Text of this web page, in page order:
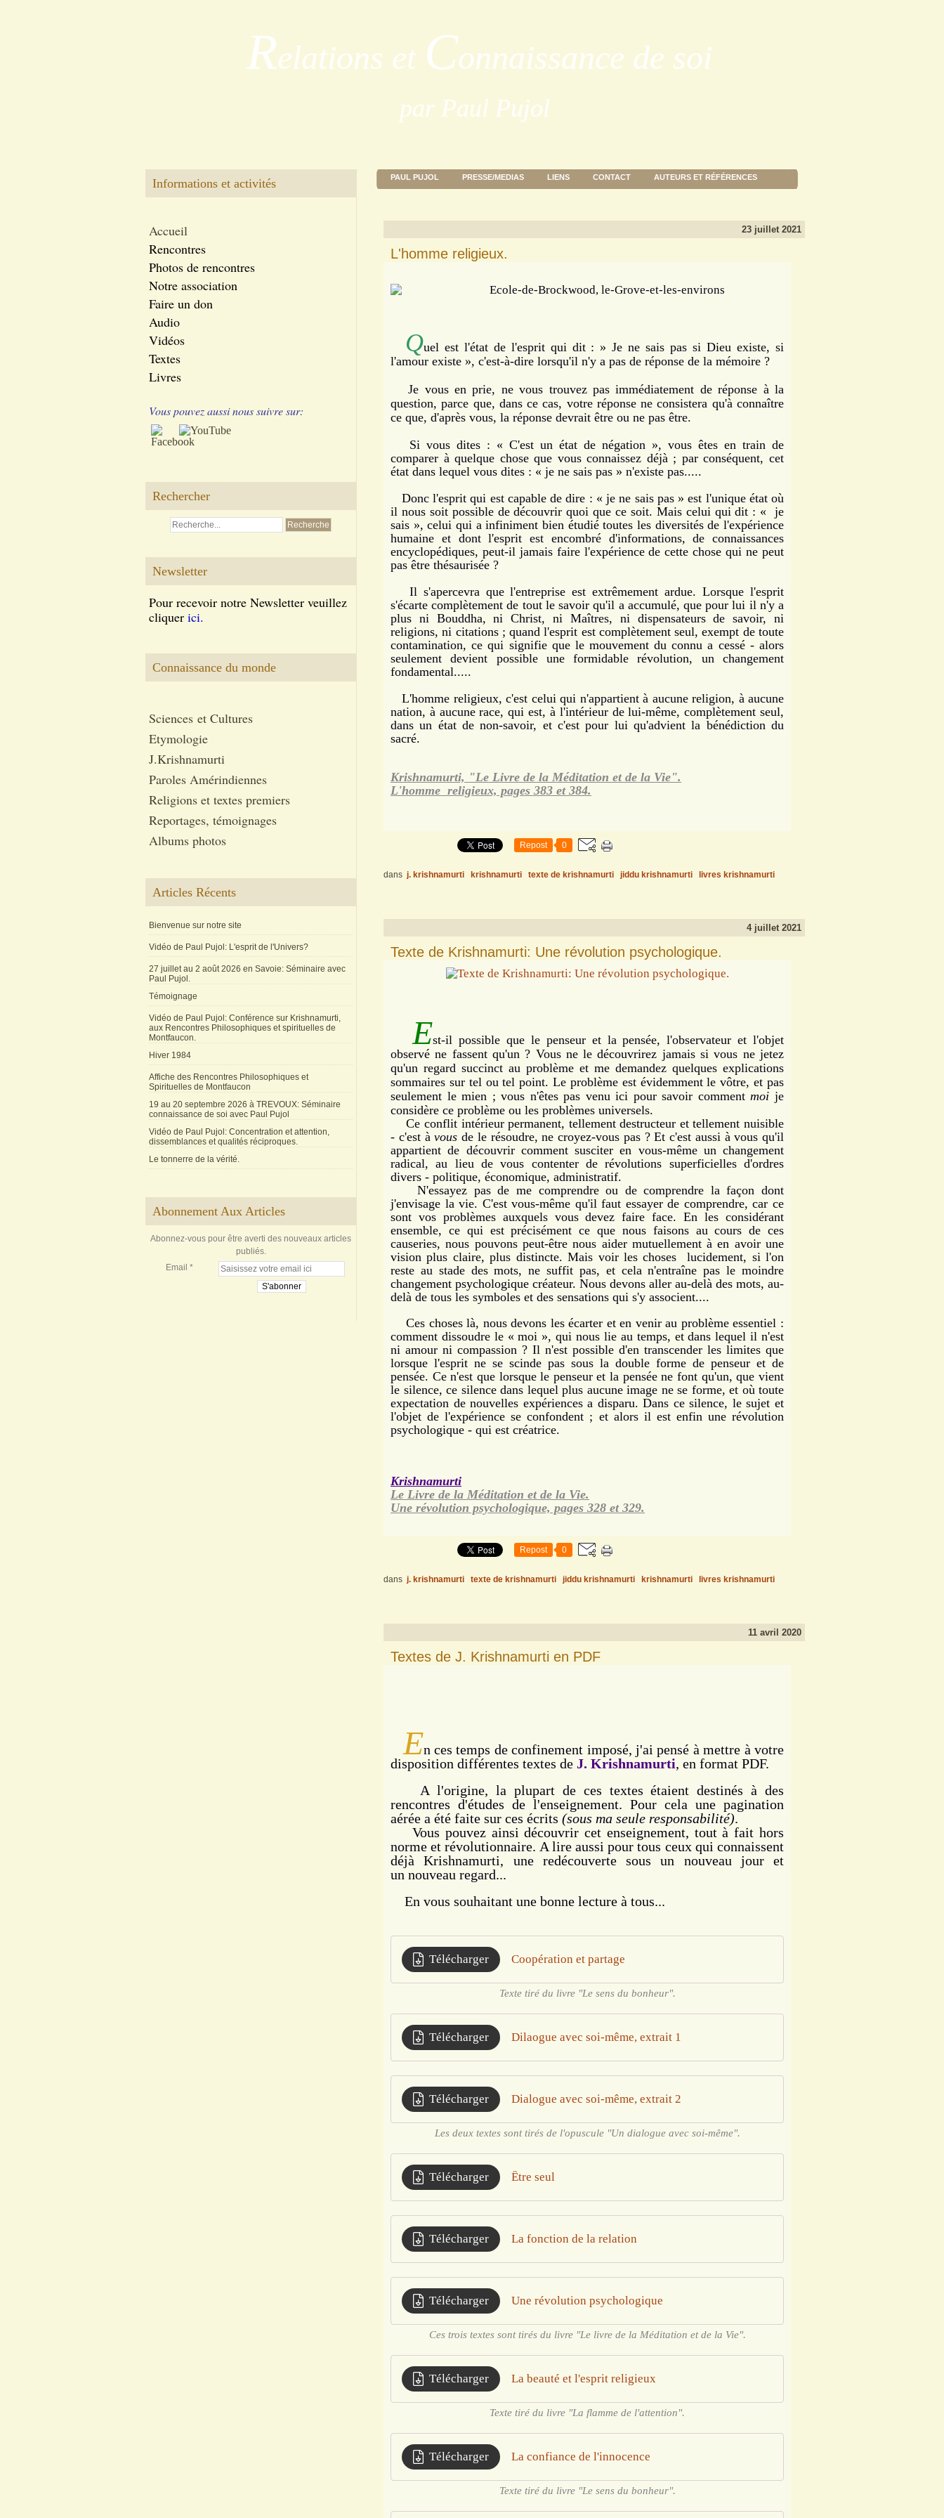
Relations et Connaissance de soi
par Paul Pujol
Informations et activités
Accueil
Rencontres
Photos de rencontres
Notre association
Faire un don
Audio
Vidéos
Textes
Livres
Vous pouvez aussi nous suivre sur:
Rechercher
Newsletter
Pour recevoir notre Newsletter veuillez
cliquer ici.
Connaissance du monde
Sciences et Cultures
Etymologie
J.Krishnamurti
Paroles Amérindiennes
Religions et textes premiers
Reportages, témoignages
Albums photos
Articles Récents
Bienvenue sur notre site
Vidéo de Paul Pujol: L'esprit de l'Univers?
27 juillet au 2 août 2026 en Savoie: Séminaire avec
Paul Pujol.
Témoignage
Vidéo de Paul Pujol: Conférence sur Krishnamurti,
aux Rencontres Philosophiques et spirituelles de
Montfaucon.
Hiver 1984
Affiche des Rencontres Philosophiques et
Spirituelles de Montfaucon
19 au 20 septembre 2026 à TREVOUX: Séminaire
connaissance de soi avec Paul Pujol
Vidéo de Paul Pujol: Concentration et attention,
dissemblances et qualités réciproques.
Le tonnerre de la vérité.
Abonnement Aux Articles
Abonnez-vous pour être averti des nouveaux articles
publiés.
Email
PAUL PUJOL PRESSE/MEDIAS LIENS CONTACT AUTEURS ET RÉFÉRENCES
23 juillet 2021
L'homme religieux.
Quel est l'état de l'esprit qui dit : » Je ne sais pas si Dieu existe, si
l'amour existe », c'est-à-dire lorsqu'il n'y a pas de réponse de la mémoire ?
Je vous en prie, ne vous trouvez pas immédiatement de réponse à la
question, parce que, dans ce cas, votre réponse ne consistera qu'à connaître
ce que, d'après vous, la réponse devrait être ou ne pas être.
Si vous dites : « C'est un état de négation », vous êtes en train de
comparer à quelque chose que vous connaissez déjà ; par conséquent, cet
état dans lequel vous dites : « je ne sais pas » n'existe pas.....
Donc l'esprit qui est capable de dire : « je ne sais pas » est l'unique état où
il nous soit possible de découvrir quoi que ce soit. Mais celui qui dit : « je
sais », celui qui a infiniment bien étudié toutes les diversités de l'expérience
humaine et dont l'esprit est encombré d'informations, de connaissances
encyclopédiques, peut-il jamais faire l'expérience de cette chose qui ne peut
pas être thésaurisée ?
Il s'apercevra que l'entreprise est extrêmement ardue. Lorsque l'esprit
s'écarte complètement de tout le savoir qu'il a accumulé, que pour lui il n'y a
plus ni Bouddha, ni Christ, ni Maîtres, ni dispensateurs de savoir, ni
religions, ni citations ; quand l'esprit est complètement seul, exempt de toute
contamination, ce qui signifie que le mouvement du connu a cessé - alors
seulement devient possible une formidable révolution, un changement
fondamental.....
L'homme religieux, c'est celui qui n'appartient à aucune religion, à aucune
nation, à aucune race, qui est, à l'intérieur de lui-même, complètement seul,
dans un état de non-savoir, et c'est pour lui qu'advient la bénédiction du
sacré.
Krishnamurti, "Le Livre de la Méditation et de la Vie".
L'homme religieux, pages 383 et 384.
Repost 0
dans j. krishnamurti krishnamurti texte de krishnamurti jiddu krishnamurti livres krishnamurti
4 juillet 2021
Texte de Krishnamurti: Une révolution psychologique.
Est-il possible que le penseur et la pensée, l'observateur et l'objet
observé ne fassent qu'un ? Vous ne le découvrirez jamais si vous ne jetez
qu'un regard succinct au problème et me demandez quelques explications
sommaires sur tel ou tel point. Le problème est évidemment le vôtre, et pas
seulement le mien ; vous n'êtes pas venu ici pour savoir comment moi je
considère ce problème ou les problèmes universels.
Ce conflit intérieur permanent, tellement destructeur et tellement nuisible
- c'est àvous de le résoudre, ne croyez-vous pas ? Et c'est aussi à vous qu'il
appartient de découvrir comment susciter en vous-même un changement
radical, au lieu de vous contenter de révolutions superficielles d'ordres
divers - politique, économique, administratif.
N'essayez pas de me comprendre ou de comprendre la façon dont
j'envisage la vie. C'est vous-même qu'il faut essayer de comprendre, car ce
sont vos problèmes auxquels vous devez faire face. En les considérant
ensemble, ce qui est précisément ce que nous faisons au cours de ces
causeries, nous pouvons peut-être nous aider mutuellement à en avoir une
vision plus claire, plus distincte. Mais voir les choses lucidement, si l'on
reste au stade des mots, ne suffit pas, et cela n'entraîne pas le moindre
changement psychologique créateur. Nous devons aller au-delà des mots, au-
delà de tous les symboles et des sensations qui s'y associent....
Ces choses là, nous devons les écarter et en venir au problème essentiel :
comment dissoudre le « moi », qui nous lie au temps, et dans lequel il n'est
ni amour ni compassion ? Il n'est possible d'en transcender les limites que
lorsque l'esprit ne se scinde pas sous la double forme de penseur et de
pensée. Ce n'est que lorsque le penseur et la pensée ne font qu'un, que vient
le silence, ce silence dans lequel plus aucune image ne se forme, et où toute
expectation de nouvelles expériences a disparu. Dans ce silence, le sujet et
l'objet de l'expérience se confondent ; et alors il est enfin une révolution
psychologique - qui est créatrice.
Krishnamurti
Le Livre de la Méditation et de la Vie.
Une révolution psychologique, pages 328 et 329.
Repost 0
dans j. krishnamurti texte de krishnamurti jiddu krishnamurti krishnamurti livres krishnamurti
11 avril 2020
Textes de J. Krishnamurti en PDF
En ces temps de confinement imposé, j'ai pensé à mettre à votre
disposition différentes textes de J. Krishnamurti, en format PDF.
A l'origine, la plupart de ces textes étaient destinés à des
rencontres d'études de l'enseignement. Pour cela une pagination
aérée a été faite sur ces écrits (sous ma seule responsabilité).
Vous pouvez ainsi découvrir cet enseignement, tout à fait hors
norme et révolutionnaire. A lire aussi pour tous ceux qui connaissent
déjà Krishnamurti, une redécouverte sous un nouveau jour et
un nouveau regard...
En vous souhaitant une bonne lecture à tous...
Télécharger Coopération et partage
Texte tiré du livre "Le sens du bonheur".
Télécharger Dilaogue avec soi-même, extrait 1
Télécharger Dialogue avec soi-même, extrait 2
Les deux textes sont tirés de l'opuscule "Un dialogue avec soi-même".
Télécharger Être seul
Télécharger La fonction de la relation
Télécharger Une révolution psychologique
Ces trois textes sont tirés du livre "Le livre de la Méditation et de la Vie".
Télécharger La beauté et l'esprit religieux
Texte tiré du livre "La flamme de l'attention".
Télécharger La confiance de l'innocence
Texte tiré du livre "Le sens du bonheur".